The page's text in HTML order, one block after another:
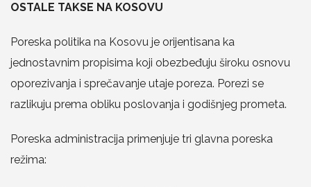
OSTALE TAKSE NA KOSOVU
Poreska politika na Kosovu je orijentisana ka
jednostavnim propisima koji obezbeđuju široku osnovu
oporezivanja i sprečavanje utaje poreza. Porezi se
razlikuju prema obliku poslovanja i godišnjeg prometa.
Poreska administracija primenjuje tri glavna poreska
režima: